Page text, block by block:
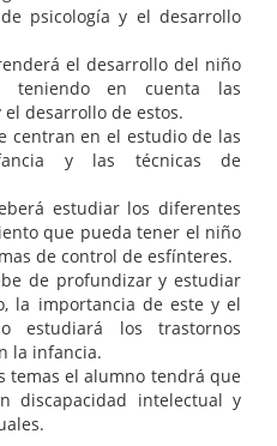
psicología y el desarrollo
el desarrollo del niño
en cuenta las
desarrollo de estos.
centran en el estudio de las
y las técnicas de
estudiar los diferentes
que pueda tener el niño
de control de esfínteres.
de profundizar y estudiar
la importancia de este y el
estudiará los trastornos
la infancia.
temas el alumno tendrá que
discapacidad intelectual y